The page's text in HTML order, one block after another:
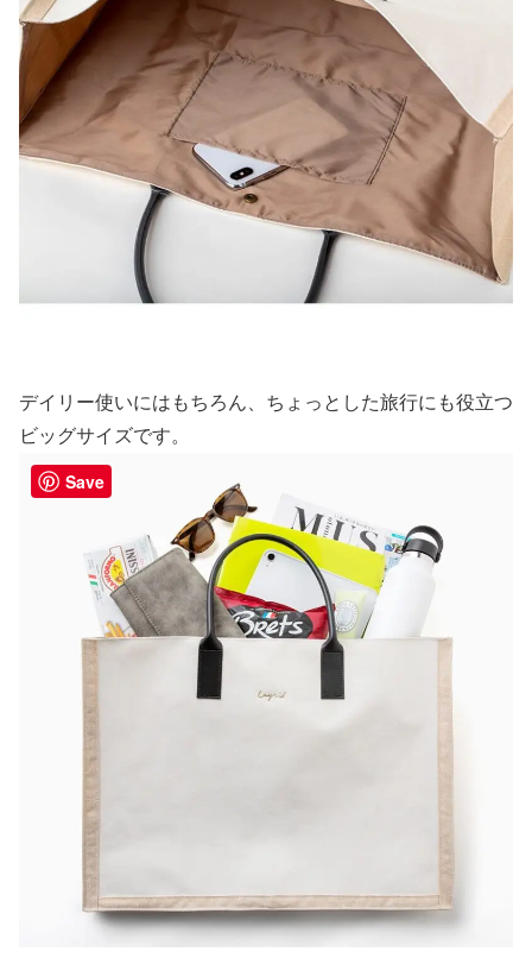
デイリー使いにはもちろん、ちょっとした旅行にも役立つ
ビッグサイズです。
Save